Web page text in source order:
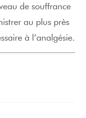
de souffrance
au plus près
à l’analgésie.